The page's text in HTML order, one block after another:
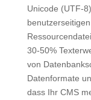
Unicode (UTF-
30-50%
von
Datenformate
dass Ihr CMS